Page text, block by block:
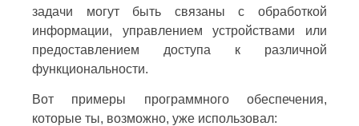
задачи могут быть связаны с обработкой
информации, управлением устройствами или
предоставлением доступа к различной
функциональности.
Вот примеры программного обеспечения,
которые ты, возможно, уже использовал: